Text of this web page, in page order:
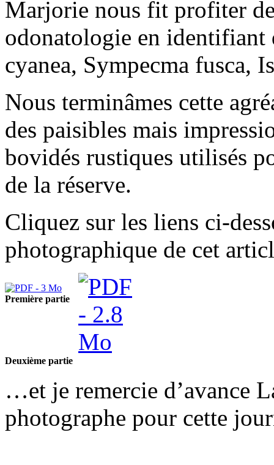
Marjorie nous fit profiter de
odonatologie en identifiant
cyanea, Sympecma fusca,
Nous terminâmes cette
des paisibles mais
bovidés rustiques utilisés
de la réserve.
Cliquez sur les liens ci-
photographique de cet
Première partie
Deuxième partie
…et je remercie d’avance
photographe pour cette